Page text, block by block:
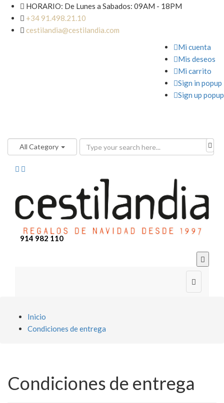
 HORARIO: De Lunes a Sabados: 09AM - 18PM
 +34 91.498.21.10
 cestilandia@cestilandia.com
Mi cuenta
Mis deseos
Mi carrito
Sign in popup
Sign up popup
All Category
914 982 110


Inicio
Condiciones de entrega
Condiciones de entrega